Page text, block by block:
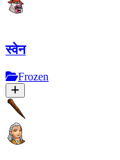
स्वेन
Frozen